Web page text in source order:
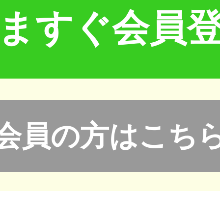
すぐ会員
員の方はこち